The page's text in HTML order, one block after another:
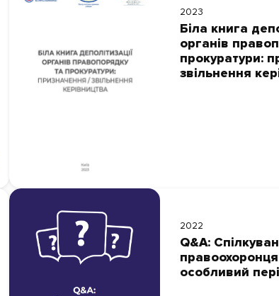
2023
Біла книга
органів
прокуратури:
звільнення
2022
Q&A:
особливий